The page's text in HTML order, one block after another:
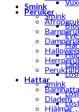
Smink
Smink
Smink
Peruker
Hattar
Diadem
Hjälmar